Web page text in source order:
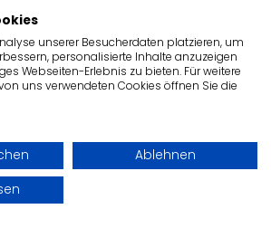
uns
unserer Besucherdaten platzieren, um
personalisierte Inhalte anzuzeigen
Webseiten-Erlebnis zu bieten. Für weitere
uns verwendeten Cookies öffnen Sie die
Ablehnen